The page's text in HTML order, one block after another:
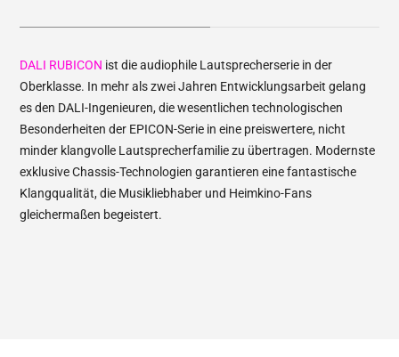
DALI RUBICON ist die audiophile Lautsprecherserie in der
Oberklasse. In mehr als zwei Jahren Entwicklungsarbeit gelang
es den DALI-Ingenieuren, die wesentlichen technologischen
Besonderheiten der EPICON-Serie in eine preiswertere, nicht
minder klangvolle Lautsprecherfamilie zu übertragen. Modernste
exklusive Chassis-Technologien garantieren eine fantastische
Klangqualität, die Musikliebhaber und Heimkino-Fans
gleichermaßen begeistert.